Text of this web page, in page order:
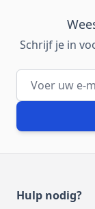
Schrijf je in
E-mailadres
Hulp nodig?